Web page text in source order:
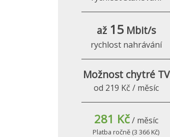
až 15Mbit/s
rychlost nahrávání
Možnost chytré TV
od 219 Kč / měsíc
281 Kč/ měsíc
Platba ročně (3 366 Kč)